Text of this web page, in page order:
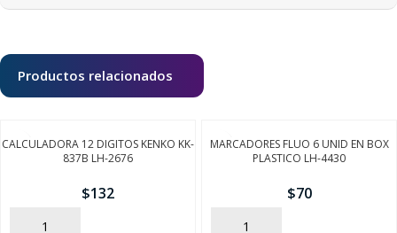
Productos relacionados
CALCULADORA 12 DIGITOS KENKO KK-
837B LH-2676
$132
AÑADIR
MARCADORES FLUO 6 UNID EN BOX
PLASTICO LH-4430
$70
AÑADIR